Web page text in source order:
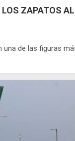
LOS ZAPATOS AL
una de las figuras